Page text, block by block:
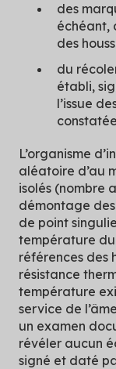
des
échéant,
des
du
établi,
l’issue
L’organisme
aléatoire d’au
isolés (nombre
démontage
de point
température
références des
résistance
température
service de
un examen
révéler aucun
signé et daté